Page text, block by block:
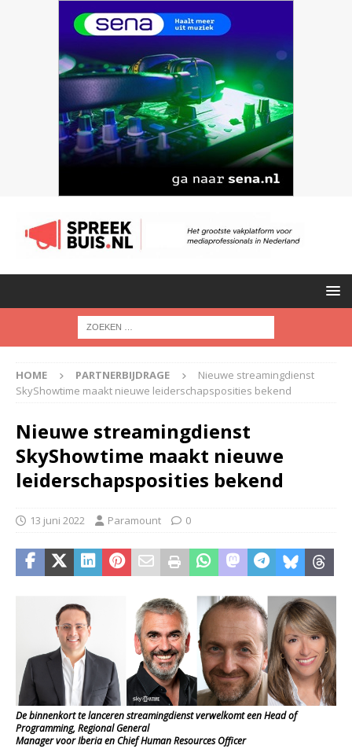
HOME PARTNERBIJDRAGE
Nieuwe streamingdienst
SkyShowtime maakt nieuwe leiderschapsposities bekend
Nieuwe streamingdienst
SkyShowtime maakt nieuwe
leiderschapsposities bekend
13 juni 2022 Paramount 0
De binnenkort te lanceren streamingdienst verwelkomt een Head of
Programming, Regional General
Manager voor Iberia en Chief Human Resources Officer